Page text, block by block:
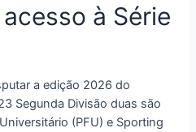
à Série
a edição 2026 do
Segunda Divisão duas são
(PFU) e Sporting